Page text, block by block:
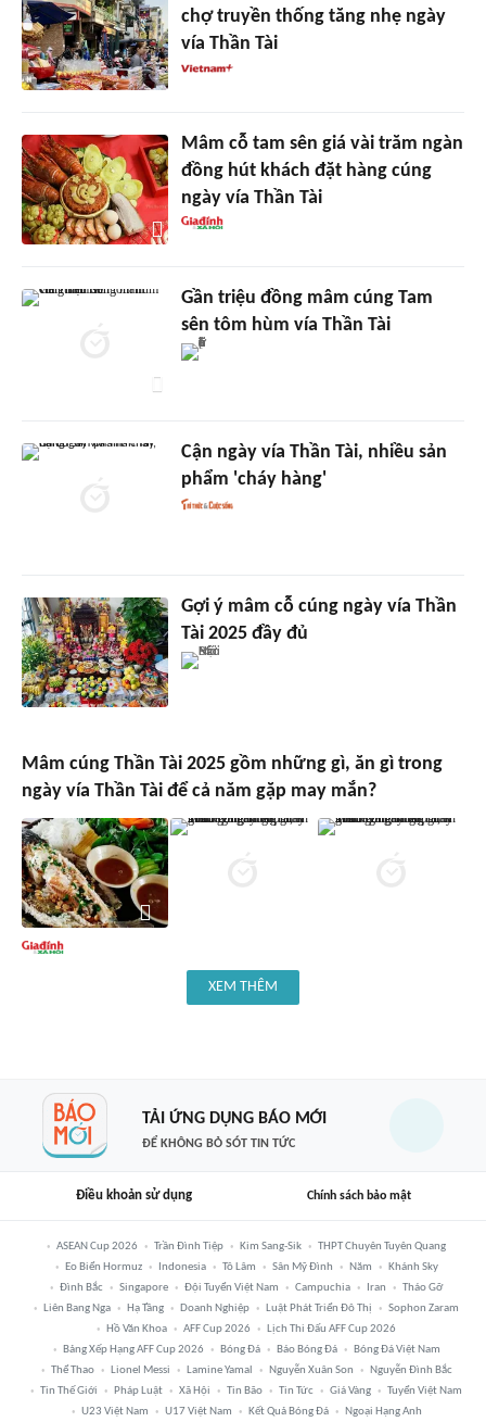
chợ truyền thống tăng nhẹ ngày
vía Thần Tài
Mâm cỗ tam sên giá vài trăm ngàn
đồng hút khách đặt hàng cúng
ngày vía Thần Tài
Gần triệu đồng mâm cúng Tam
sên tôm hùm vía Thần Tài
Cận ngày vía Thần Tài, nhiều sản
phẩm 'cháy hàng'
Gợi ý mâm cỗ cúng ngày vía Thần
Tài 2025 đầy đủ
Mâm cúng Thần Tài 2025 gồm những gì, ăn gì trong
ngày vía Thần Tài để cả năm gặp may mắn?
XEM THÊM
TẢI ỨNG DỤNG BÁO MỚI
ĐỂ KHÔNG BỎ SÓT TIN TỨC
Điều khoản sử dụng Chính sách bảo mật
ASEAN Cup 2026 Trần Đình Tiệp Kim Sang-Sik
THPT Chuyên Tuyên Quang
Eo Biển Hormuz
Indonesia Tô Lâm Sân Mỹ Đình Năm
Khánh Sky
Đình Bắc
Singapore Đội Tuyển Việt Nam Campuchia Iran
Tháo Gỡ
Liên Bang Nga
Hạ Tầng Doanh Nghiệp Luật Phát Triển Đô Thị
Sophon Zaram
Hồ Văn Khoa
AFF Cup 2026
Lịch Thi Đấu AFF Cup 2026
Bảng Xếp Hạng AFF Cup 2026
Bóng Đá Báo Bóng Đá
Bóng Đá Việt Nam
Thể Thao
Lionel Messi Lamine Yamal Nguyễn Xuân Son
Nguyễn Đình Bắc
Tin Thế Giới
Pháp Luật Xã Hội Tin Bão Tin Tức Giá Vàng
Tuyển Việt Nam
U23 Việt Nam
U17 Việt Nam Kết Quả Bóng Đá Ngoại Hạng Anh